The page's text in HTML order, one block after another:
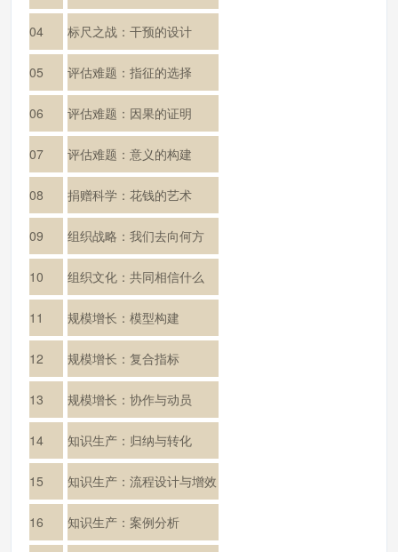
04 标尺之战：干预的设计
05 评估难题：指征的选择
06 评估难题：因果的证明
07 评估难题：意义的构建
08 捐赠科学：花钱的艺术
09 组织战略：我们去向何方
10 组织文化：共同相信什么
11 规模增长：模型构建
12 规模增长：复合指标
13 规模增长：协作与动员
14 知识生产：归纳与转化
15 知识生产：流程设计与增效
16 知识生产：案例分析